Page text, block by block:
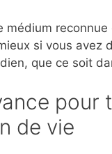
médium
si vous avez
que ce soit
pour
de vie